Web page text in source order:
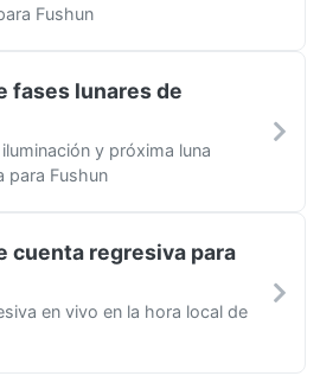
Fushun
fases lunares de
y próxima luna
para Fushun
cuenta regresiva para
en vivo en la hora local de